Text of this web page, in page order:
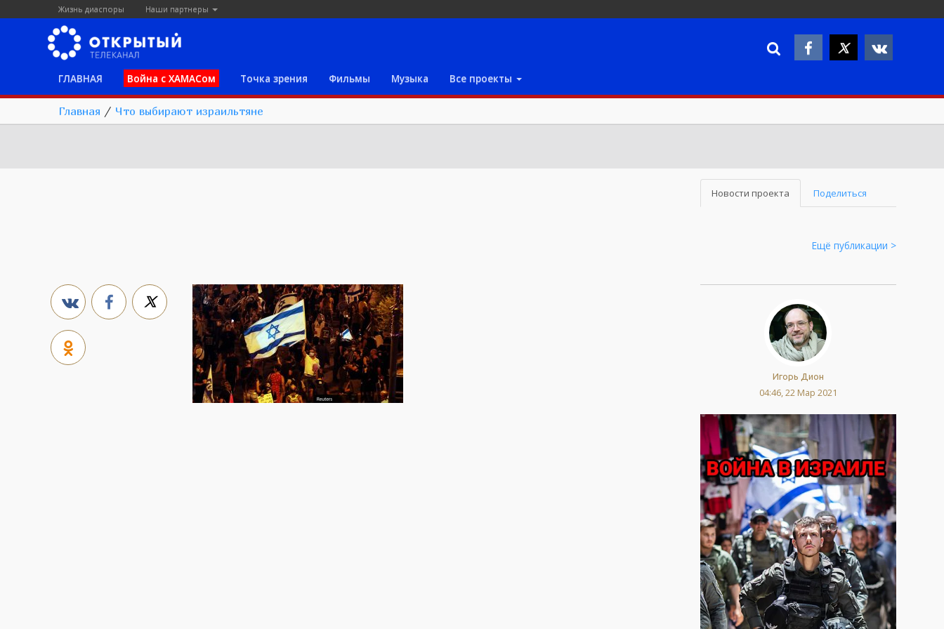
Жизнь диаспоры Наши партнеры
ГЛАВНАЯ Война с ХАМАСом Точка зрения Фильмы Музыка Все проекты
Главная / Что выбирают израильтяне
Новости проекта Поделиться
Ещё публикации >
Игорь Дион
04:46, 22 Мар 2021